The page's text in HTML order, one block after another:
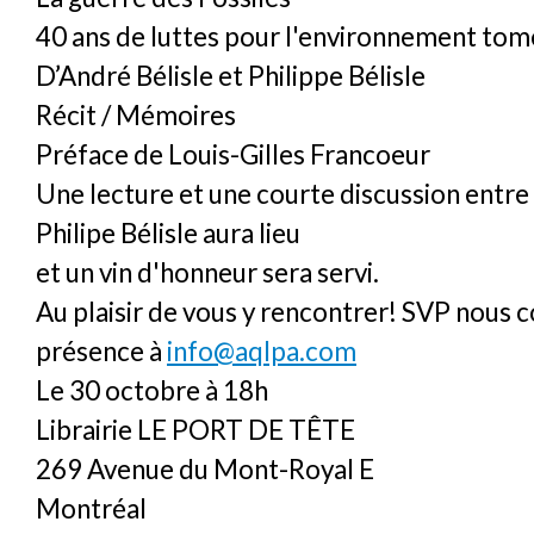
40 ans de luttes pour l'environnement
D’André Bélisle et Philippe Bélisle
Récit / Mémoires
Préface de Louis-Gilles Francoeur
Une lecture et une courte discussion
Philipe Bélisle aura lieu
et un vin d'honneur sera servi.
Au plaisir de vous y rencontrer! SVP nous
présence à info@aqlpa.com
Le 30 octobre à 18h
Librairie LE PORT DE TÊTE
269 Avenue du Mont-Royal E
Montréal